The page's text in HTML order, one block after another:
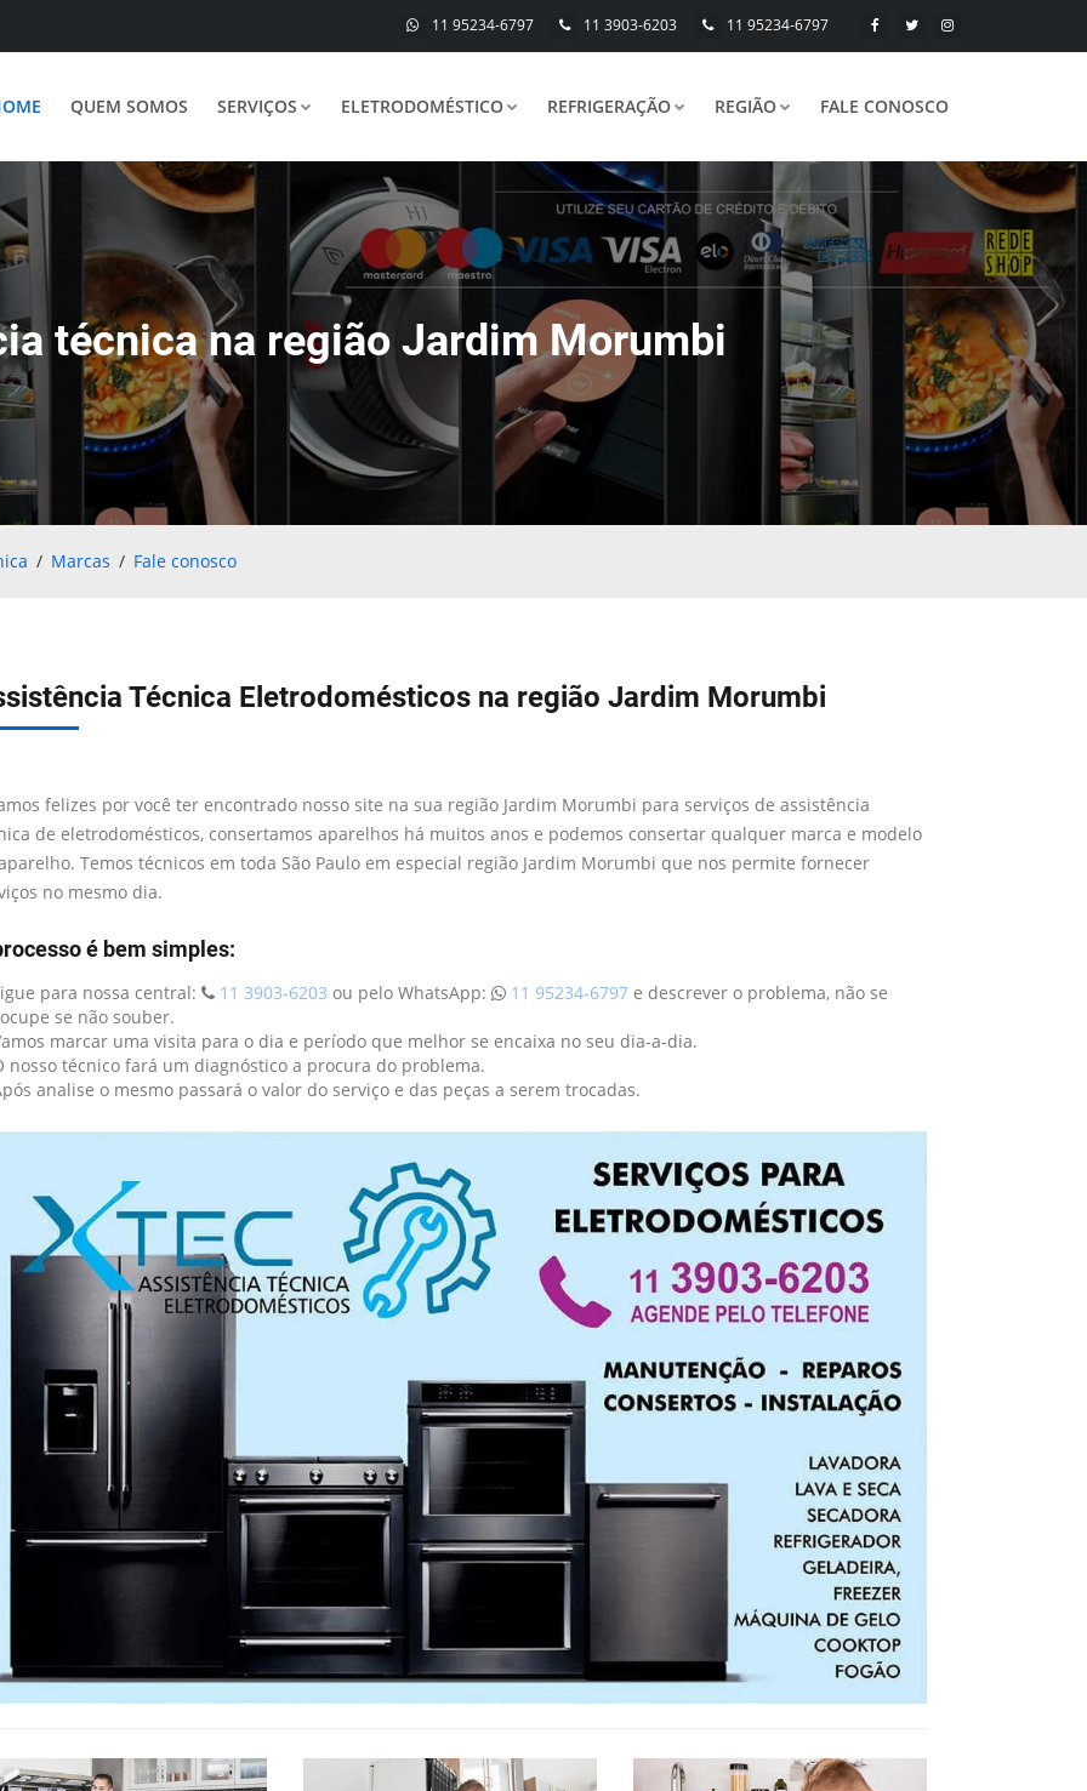
11 95234-6797 11 3903-6203 11 95234-6797
QUEM SOMOS SERVIÇOS ELETRODOMÉSTICO REFRIGERAÇÃO REGIÃO FALE CONOSCO
técnica na região Jardim Morumbi
Marcas Fale conosco
Técnica Eletrodomésticos na região Jardim Morumbi
felizes por você ter encontrado nosso site na sua região Jardim Morumbi para serviços de assistência
de eletrodomésticos, consertamos aparelhos há muitos anos e podemos consertar qualquer marca e modelo
Temos técnicos em toda São Paulo em especial região Jardim Morumbi que nos permite fornecer
no mesmo dia.
é bem simples:
para nossa central: 11 3903-6203 ou pelo WhatsApp: 11 95234-6797e descrever o problema, não se
se não souber.
marcar uma visita para o dia e período que melhor se encaixa no seu dia-a-dia.
nosso técnico fará um diagnóstico a procura do problema.
analise o mesmo passará o valor do serviço e das peças a serem trocadas.